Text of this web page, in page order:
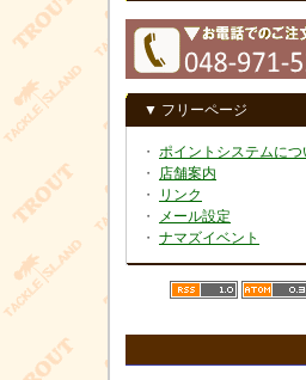
▼ フリーページ
・ ポイントシステムにつ
・ 店舗案内
・
リンク
・
メール設定
・ ナマズイベント